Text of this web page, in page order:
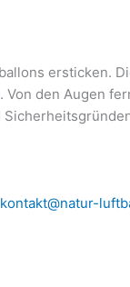
ersticken.
den Augen
kontakt@natur-